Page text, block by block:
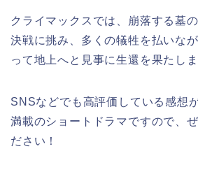
クライマックスでは、崩落する墓
決戦に挑み、多くの犠牲を払いな
って地上へと見事に生還を果たしま
SNSなどでも高評価している感想
満載のショートドラマですので、
ださい！